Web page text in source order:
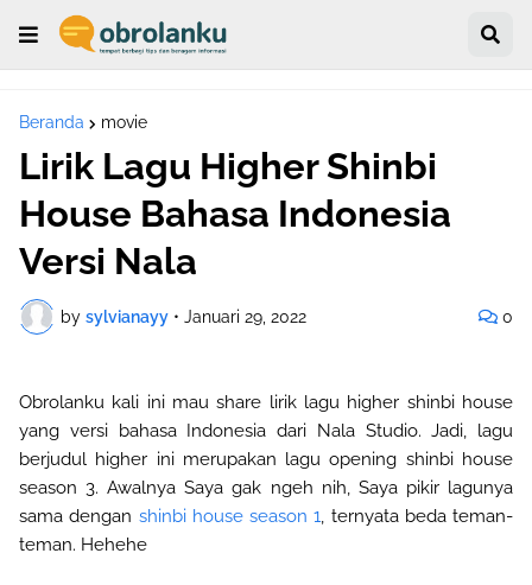
Beranda movie
Lirik Lagu Higher Shinbi
House Bahasa Indonesia
Versi Nala
by sylvianayy • Januari 29, 2022 0
Obrolanku kali ini mau share lirik lagu higher shinbi house
yang versi bahasa Indonesia dari Nala Studio. Jadi, lagu
berjudul higher ini merupakan lagu opening shinbi house
season 3. Awalnya Saya gak ngeh nih, Saya pikir lagunya
sama dengan shinbi house season 1, ternyata beda teman-
teman. Hehehe